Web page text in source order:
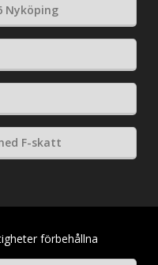
Nyköping
F-skatt
förbehållna